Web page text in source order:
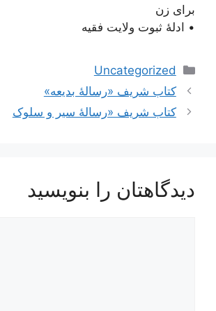
برای زن
• ادلۀ ثبوت ولایت فقیه
دسته‌ها
Uncategorized
کتاب شریف «رسالۀ بدیعه»
کتاب شریف «رسالۀ سیر و سلوک
دیدگاهتان را بنویسید